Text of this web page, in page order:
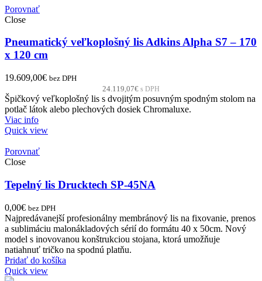
Porovnať
Close
Pneumatický veľkoplošný lis Adkins Alpha S7 – 170
x 120 cm
19.609,00€ bez DPH
24.119,07€ s DPH
Špičkový veľkoplošný lis s dvojitým posuvným spodným stolom na
potlač látok alebo plechových dosiek Chromaluxe.
Viac info
Quick view
Porovnať
Close
Tepelný lis Drucktech SP-45NA
0,00€ bez DPH
Najpredávanejší profesionálny membránový lis na fixovanie, prenos
a sublimáciu malonákladových sérií do formátu 40 x 50cm. Nový
model s inovovanou konštrukciou stojana, ktorá umožňuje
natiahnuť tričko na spodnú platňu.
Pridať do košíka
Quick view